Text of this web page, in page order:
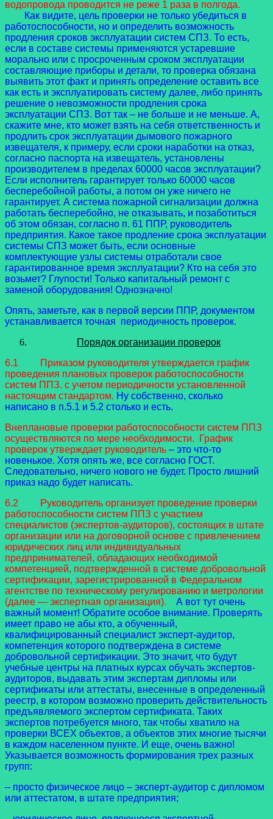
водопровода проводится не реже 1 раза в полгода.
Как видите, цель проверки не только убедиться в
работоспособности, но и определить возможность
продления сроков эксплуатации систем СПЗ. То есть,
если в составе системы применяются устаревшие
морально или с просроченным сроком эксплуатации
составляющие приборы и детали, то проверка обязана
выявить этот факт и принять определение оставить все
как есть и эксплуатировать систему далее, либо принять
решение о невозможности продления срока
эксплуатации СПЗ. Вот так – не больше и не меньше. А,
скажите мне, кто может взять на себя ответственность и
продлить срок эксплуатации дымового пожарного
извещателя, к примеру, если сроки наработки на отказ,
согласно паспорта на извещатель, установлены
производителем в пределах 60000 часов эксплуатации?
Если исполнитель гарантирует только 60000 часов
бесперебойной работы, а потом он уже ничего не
гарантирует. А система пожарной сигнализации должна
работать бесперебойно, не отказывать, и позаботиться
об этом обязан, согласно п. 61 ППР, руководитель
предприятия. Какое такое продление срока эксплуатации
системы СПЗ может быть, если основные
комплектующие узлы системы отработали свое
гарантированное время эксплуатации? Кто на себя это
возьмет? Глупости! Только капитальный ремонт с
заменой оборудования! Однозначно!
Опять, заметьте, как в первой версии ППР, документом
устанавливается точная периодичность проверок.
Порядок организации проверок
6.1 Приказом руководителя утверждается график
проведения плановых проверок работоспособности
систем ППЗ. с учетом периодичности установленной
настоящим стандартом. Ну собственно, сколько
написано в п.5.1 и 5.2 столько и есть.
Внеплановые проверки работоспособности систем ППЗ
осуществляются по мере необходимости.
График
проверок утверждает руководитель – это что-то
новенькое. Хотя опять же, все согласно ГОСТ.
Следовательно, ничего нового не будет. Просто лишний
приказ надо будет написать.
6.2 Руководитель организует проведение проверки
работоспособности систем ППЗ с участием
специалистов (экспертов-аудиторов), состоящих в штате
организации или на договорной основе с привлечением
юридических лиц или индивидуальных
предпринимателей, обладающих необходимой
компетенцией, подтвержденной в системе добровольной
сертификации, зарегистрированной в Федеральном
агентстве по техническому регулированию и метрологии
(далее — экспертная организация).
А вот тут очень
важный момент! Обратите особое внимание. Проверять
имеет право не абы кто, а обученный,
квалифицированный специалист эксперт-аудитор,
компетенция которого подтверждена в системе
добровольной сертификации. Это значит, что будут
учебные центры на платных курсах обучать экспертов-
аудиторов, выдавать этим экспертам дипломы или
сертификаты или аттестаты, внесенные в определенный
реестр, в котором возможно проверить действительность
предъявляемого экспертом сертификата. Таких
экспертов потребуется много, так чтобы хватило на
проверки ВСЕХ объектов, а объектов этих многие тысячи
в каждом населенном пункте. И еще, очень важно!
Указывается возможность формирования трех разных
групп:
– просто физическое лицо – эксперт-аудитор с дипломом
или аттестатом, в штате предприятия;